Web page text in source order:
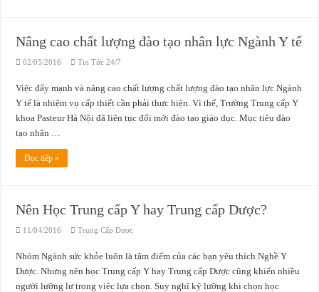
Nâng cao chất lượng đào tạo nhân lực Ngành Y tế
02/05/2016 Tin Tức 24/7
Việc đẩy mạnh và nâng cao chất lượng chất lượng đào tạo nhân lực Ngành
Y tế là nhiệm vụ cấp thiết cần phải thực hiện. Vì thế, Trường Trung cấp Y
khoa Pasteur Hà Nội đã liên tục đổi mới đào tạo giáo dục. Mục tiêu đào
tạo nhân …
Đọc tiếp »
Nên Học Trung cấp Y hay Trung cấp Dược?
11/04/2016 Trung Cấp Dược
Nhóm Ngành sức khỏe luôn là tâm điểm của các bạn yêu thích Nghề Y
Dược. Nhưng nên học Trung cấp Y hay Trung cấp Dược cũng khiến nhiều
người lưỡng lự trong việc lựa chọn. Suy nghĩ kỹ lưỡng khi chọn học